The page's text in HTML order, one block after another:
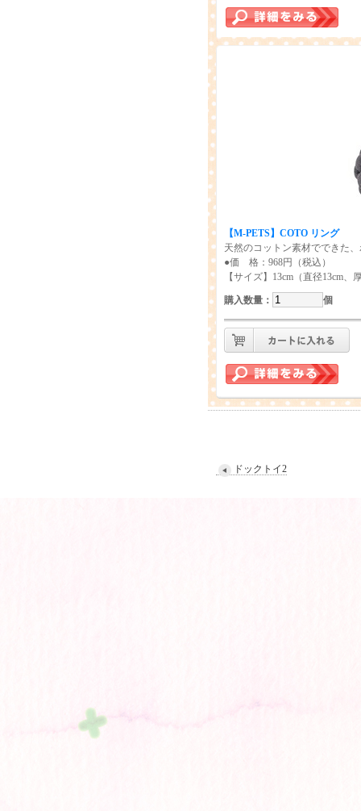
【M-PETS】COTO リング
天然のコットン素材でできた
●価 格：968円（税込）
【サイズ】13cm（直径13cm、
購入数量 ： 個
ドックトイ2